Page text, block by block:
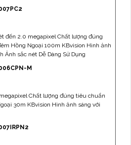
đến 2.0 megapixel Chất lượng đúng
Hồng Ngoại 100m KBvision Hình ảnh
Ảnh sắc nét Dễ Dàng Sử Dụng
M
Chất lượng đúng tiêu chuẩn
30m KBvision Hình ảnh sáng với